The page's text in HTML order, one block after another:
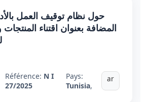
حول نظام توقيف العمل
المضافة بعنوان اقتناء المنتجات
Référence: N I
27/2025
Pays:
Tunisia,
ar